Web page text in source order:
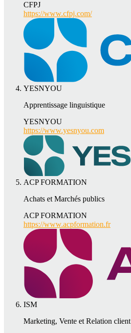
CFPJ
https://www.cfpj.com/
YESNYOU
Apprentissage linguistique
YESNYOU
https://www.yesnyou.com
ACP FORMATION
Achats et Marchés publics
ACP FORMATION
https://www.acpformation.fr
ISM
Marketing, Vente et Relation client